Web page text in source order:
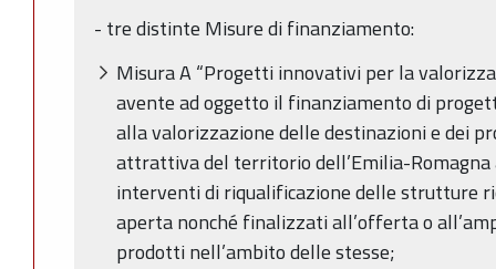
- tre distinte Misure di finanziamento:
Misura A “Progetti innovativi per la
avente ad oggetto il finanziamento di
alla valorizzazione delle destinazioni e dei
attrattiva del territorio dell’Emilia-
interventi di riqualificazione delle strutture
aperta nonché finalizzati all’offerta o
prodotti nell’ambito delle stesse;